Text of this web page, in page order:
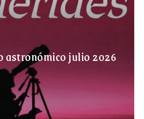
astronómico julio 2026